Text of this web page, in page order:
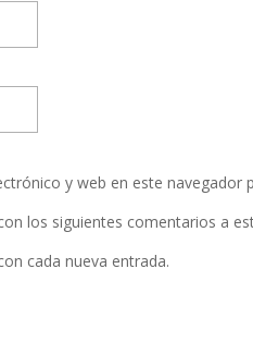
y web en este navegador
los siguientes comentarios a
cada nueva entrada.